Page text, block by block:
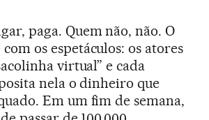
paga. Quem não, não. O
os espetáculos: os atores
virtual” e cada
nela o dinheiro que
Em um fim de semana,